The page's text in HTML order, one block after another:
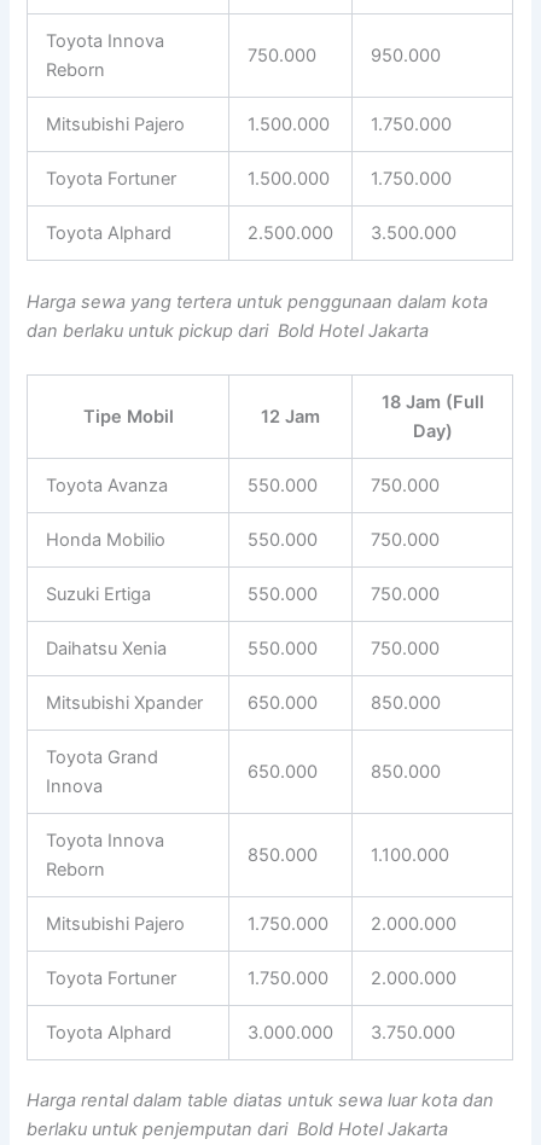
Toyota Innova
Reborn
750.000 950.000
Mitsubishi Pajero 1.500.000 1.750.000
Toyota Fortuner 1.500.000 1.750.000
Toyota Alphard 2.500.000 3.500.000
Harga sewa yang tertera untuk penggunaan dalam kota
dan berlaku untuk pickup dari Bold Hotel Jakarta
Tipe Mobil 12 Jam
18 Jam (Full
Day)
Toyota Avanza 550.000 750.000
Honda Mobilio 550.000 750.000
Suzuki Ertiga 550.000 750.000
Daihatsu Xenia 550.000 750.000
Mitsubishi Xpander 650.000 850.000
Toyota Grand
Innova
650.000 850.000
Toyota Innova
Reborn
850.000 1.100.000
Mitsubishi Pajero 1.750.000 2.000.000
Toyota Fortuner 1.750.000 2.000.000
Toyota Alphard 3.000.000 3.750.000
Harga rental dalam table diatas untuk sewa luar kota dan
berlaku untuk penjemputan dari Bold Hotel Jakarta